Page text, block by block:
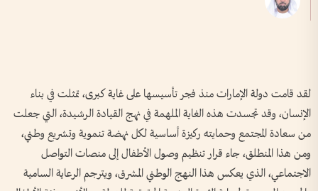
لقد قامت دولة الإمارات منذ فجر تأسيسها على غاية كبرى، تمثلت في بناء
الإنسان، وقد تجسدت هذه الغاية الملهمة في نهج القيادة الرشيدة، التي جعلت
من سعادة المجتمع وحمايته ركيزة أساسية لكل نهضة تنموية وتشريع وطني،
ومن هذا المنطلق، جاء قرار تنظيم وصول الأطفال إلى منصات التواصل
الاجتماعي، الذي يعكس هذا النهج الوطني المشرق، ويترجم الرعاية السامية